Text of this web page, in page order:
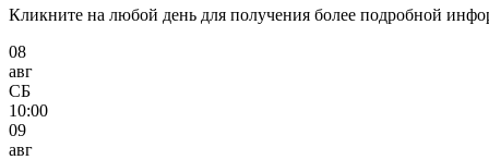
Кликните на любой день для получения более подробной
08
авг
СБ
10:00
09
авг